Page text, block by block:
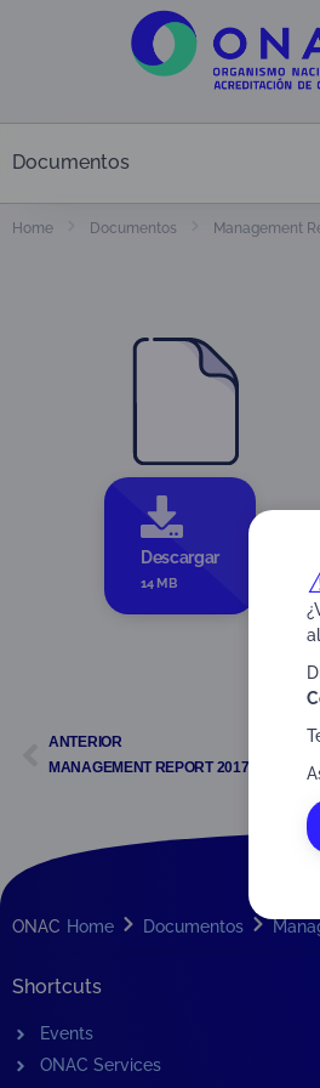
Documentos
Home Documentos Management
Descargar
14 MB
ANTERIOR
MANAGEMENT REPORT 2017
ONAC Home Documentos
Shortcuts
Events
ONAC Services